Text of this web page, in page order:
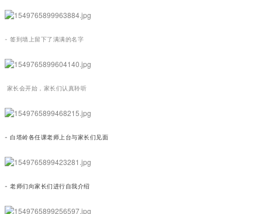
- 签到墙上留下了满满的名字
家长会开始，家长们认真聆听
- 白塔岭各任课老师上台与家长们见面
- 老师们向家长们进行自我介绍